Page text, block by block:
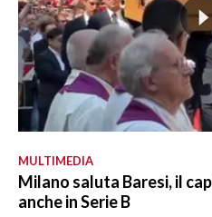
MULTIMEDIA
Milano saluta Baresi, il
anche in Serie B